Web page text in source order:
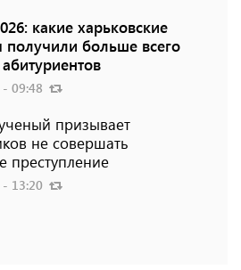
какие харьковские
получили больше всего
- 09:48
призывает
не совершать
преступление
- 13:20